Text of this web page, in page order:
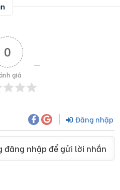
0
giá
Đăng nhập
đăng nhập để gửi lời nhắn